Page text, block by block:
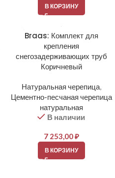
В КОРЗИНУ
Braas: Комплект для
крепления
снегозадерживающих труб
Коричневый
Натуральная черепица,
Цементно-песчаная черепица
натуральная
В наличии
7 253,00₽
В КОРЗИНУ